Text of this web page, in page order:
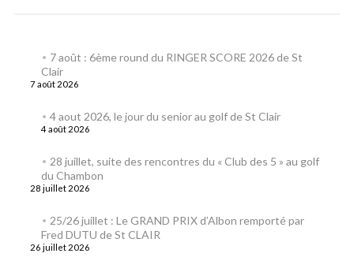
7 août : 6ème round du RINGER SCORE 2026 de St
Clair
7 août 2026
4 aout 2026, le jour du senior au golf de St Clair
4 août 2026
28 juillet, suite des rencontres du « Club des 5 » au golf
du Chambon
28 juillet 2026
25/26 juillet : Le GRAND PRIX d’Albon remporté par
Fred DUTU de St CLAIR
26 juillet 2026